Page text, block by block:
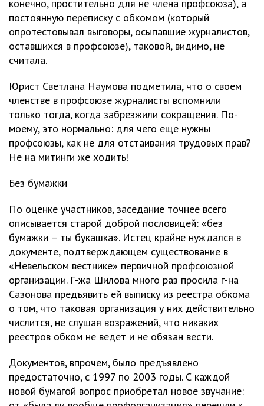
конечно, простительно для не члена профсоюза), а
постоянную переписку с обкомом (который
опротестовывал выговоры, осыпавшие журналистов,
оставшихся в профсоюзе), таковой, видимо, не
считала.
Юрист Светлана Наумова подметила, что о своем
членстве в профсоюзе журналисты вспомнили
только тогда, когда забрезжили сокращения. По-
моему, это нормально: для чего еще нужны
профсоюзы, как не для отстаивания трудовых прав?
Не на митинги же ходить!
Без бумажки
По оценке участников, заседание точнее всего
описывается старой доброй пословицей: «без
бумажки – ты букашка». Истец крайне нуждался в
документе, подтверждающем существование в
«Невельском вестнике» первичной профсоюзной
организации. Г-жа Шилова много раз просила г-на
Сазонова предъявить ей выписку из реестра обкома
о том, что таковая организация у них действительно
числится, не слушая возражений, что никаких
реестров обком не ведет и не обязан вести.
Документов, впрочем, было предъявлено
предостаточно, с 1997 по 2003 годы. С каждой
новой бумагой вопрос приобретал новое звучание: